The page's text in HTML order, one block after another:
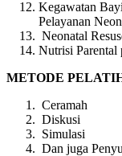
Kegawatan
Pelayanan
Neonatal
Nutrisi Parental
METODE
Ceramah
Diskusi
Simulasi
Dan juga